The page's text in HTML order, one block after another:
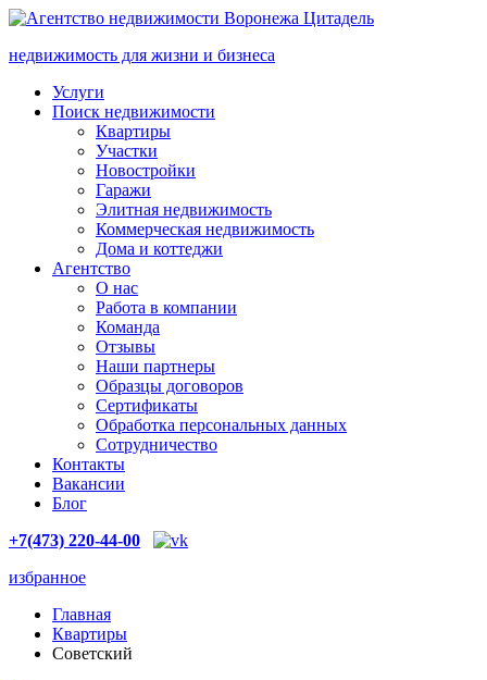
недвижимость для жизни и бизнеса
Услуги
Поиск недвижимости
Квартиры
Участки
Новостройки
Гаражи
Элитная недвижимость
Коммерческая недвижимость
Дома и коттеджи
Агентство
О нас
Работа в компании
Команда
Отзывы
Наши партнеры
Образцы договоров
Сертификаты
Обработка персональных данных
Сотрудничество
Контакты
Вакансии
Блог
+7(473) 220-44-00
избранное
Главная
Квартиры
Советский